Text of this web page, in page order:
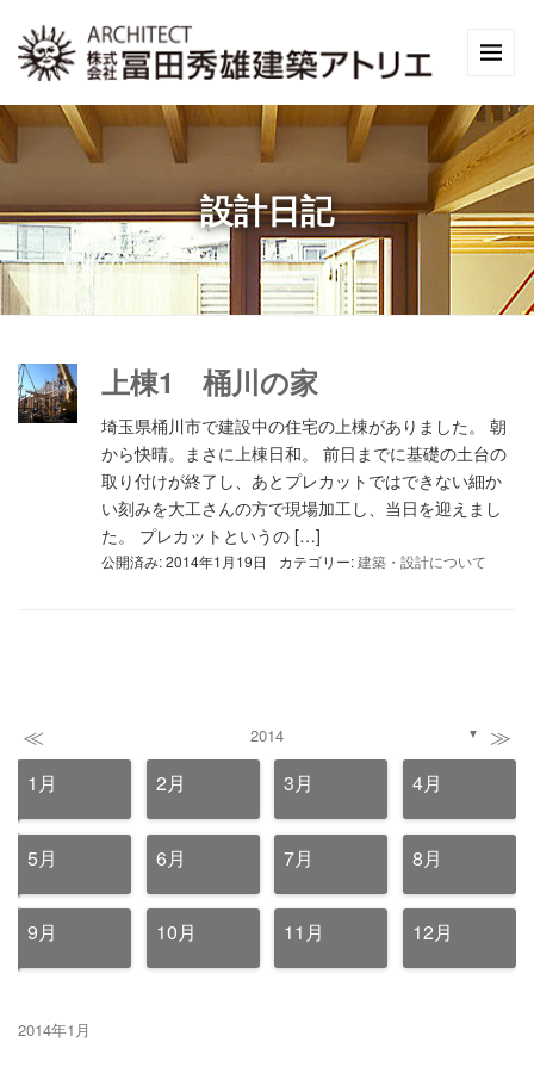
設計日記
上棟1 桶川の家
埼玉県桶川市で建設中の住宅の上棟がありました。 朝
から快晴。まさに上棟日和。 前日までに基礎の土台の
取り付けが終了し、あとプレカットではできない細か
い刻みを大工さんの方で現場加工し、当日を迎えまし
た。 プレカットというの […]
公開済み: 2014年1月19日 カテゴリー:建築・設計について
≪ 2014 ▼ ≫
1月 2月 3月 4月
5月 6月 7月 8月
9月 10月 11月 12月
2014年1月